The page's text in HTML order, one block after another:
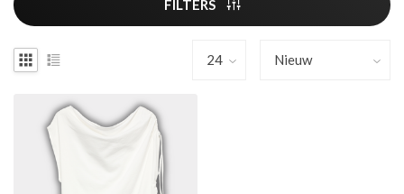
FILTERS